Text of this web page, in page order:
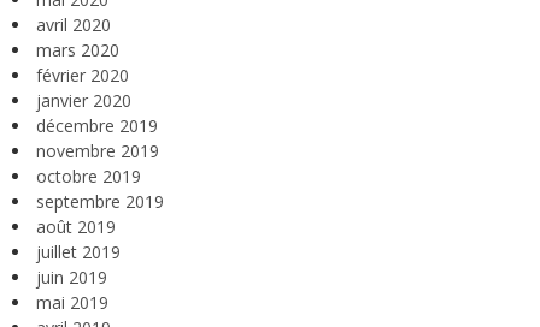
avril 2020
mars 2020
février 2020
janvier 2020
décembre 2019
novembre 2019
octobre 2019
septembre 2019
août 2019
juillet 2019
juin 2019
mai 2019